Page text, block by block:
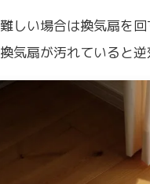
難しい場合は換気扇を
換気扇が汚れていると逆